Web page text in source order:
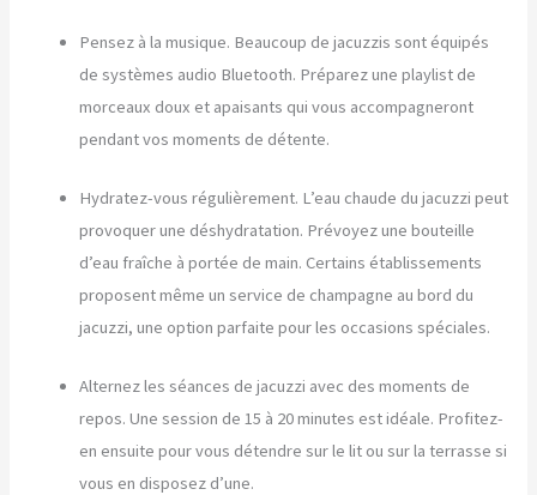
Pensez à la musique. Beaucoup de jacuzzis sont équipés
de systèmes audio Bluetooth. Préparez une playlist de
morceaux doux et apaisants qui vous accompagneront
pendant vos moments de détente.
Hydratez-vous régulièrement. L’eau chaude du jacuzzi peut
provoquer une déshydratation. Prévoyez une bouteille
d’eau fraîche à portée de main. Certains établissements
proposent même un service de champagne au bord du
jacuzzi, une option parfaite pour les occasions spéciales.
Alternez les séances de jacuzzi avec des moments de
repos. Une session de 15 à 20 minutes est idéale. Profitez-
en ensuite pour vous détendre sur le lit ou sur la terrasse si
vous en disposez d’une.